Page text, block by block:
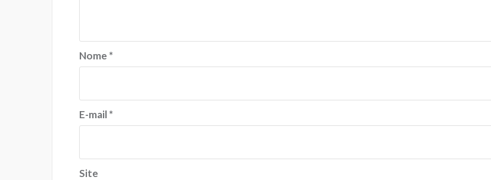
Nome *
E-mail*
Site